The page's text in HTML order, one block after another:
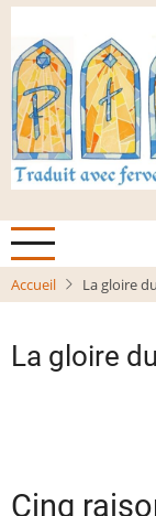
Aller
contenu
principal
Accueil La gloire
La gloire
Cinq